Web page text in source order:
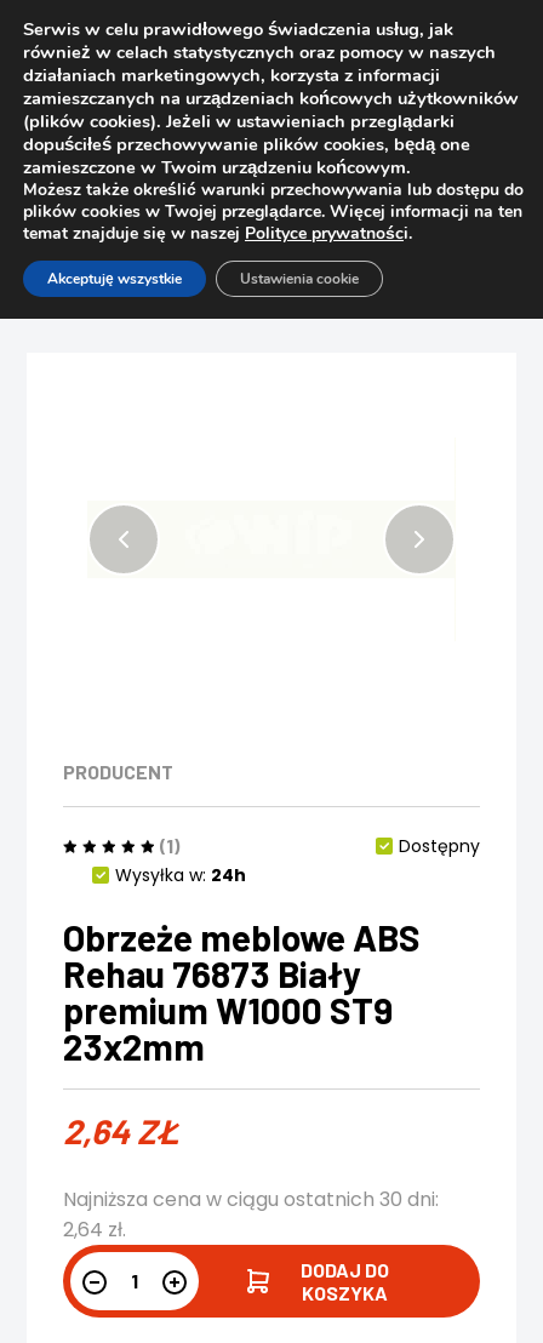
Strona główna Sklep
Obrzeża
Obrzeże meblowe ABS Rehau 76873 Biały premium W1000
PRODUCENT
(1)
Dostępny
Wysyłka w: 24h
Obrzeże meblowe ABS
Rehau 76873 Biały
premium W1000 ST9
23x2mm
2,64ZŁ
Najniższa cena w ciągu ostatnich 30 dni:
2,64 zł.
DODAJ DO
KOSZYKA
Serwis w celu prawidłowego świadczenia usług, jak
również w celach statystycznych oraz pomocy w naszych
działaniach marketingowych, korzysta z informacji
zamieszczanych na urządzeniach końcowych użytkowników
(plików cookies). Jeżeli w ustawieniach przeglądarki
dopuściłeś przechowywanie plików cookies, będą one
zamieszczone w Twoim urządzeniu końcowym.
Możesz także określić warunki przechowywania lub dostępu do
plików cookies w Twojej przeglądarce. Więcej informacji na ten
temat znajduje się w naszej Polityce prywatności.
Akceptuję wszystkie Ustawienia cookie